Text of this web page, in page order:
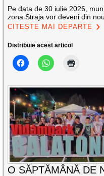
Pe data de 30 iulie 2026,
zona Straja vor deveni din nou
CITEȘTE MAI DEPARTE
Distribuie acest articol
O SĂPTĂMÂNĂ DE